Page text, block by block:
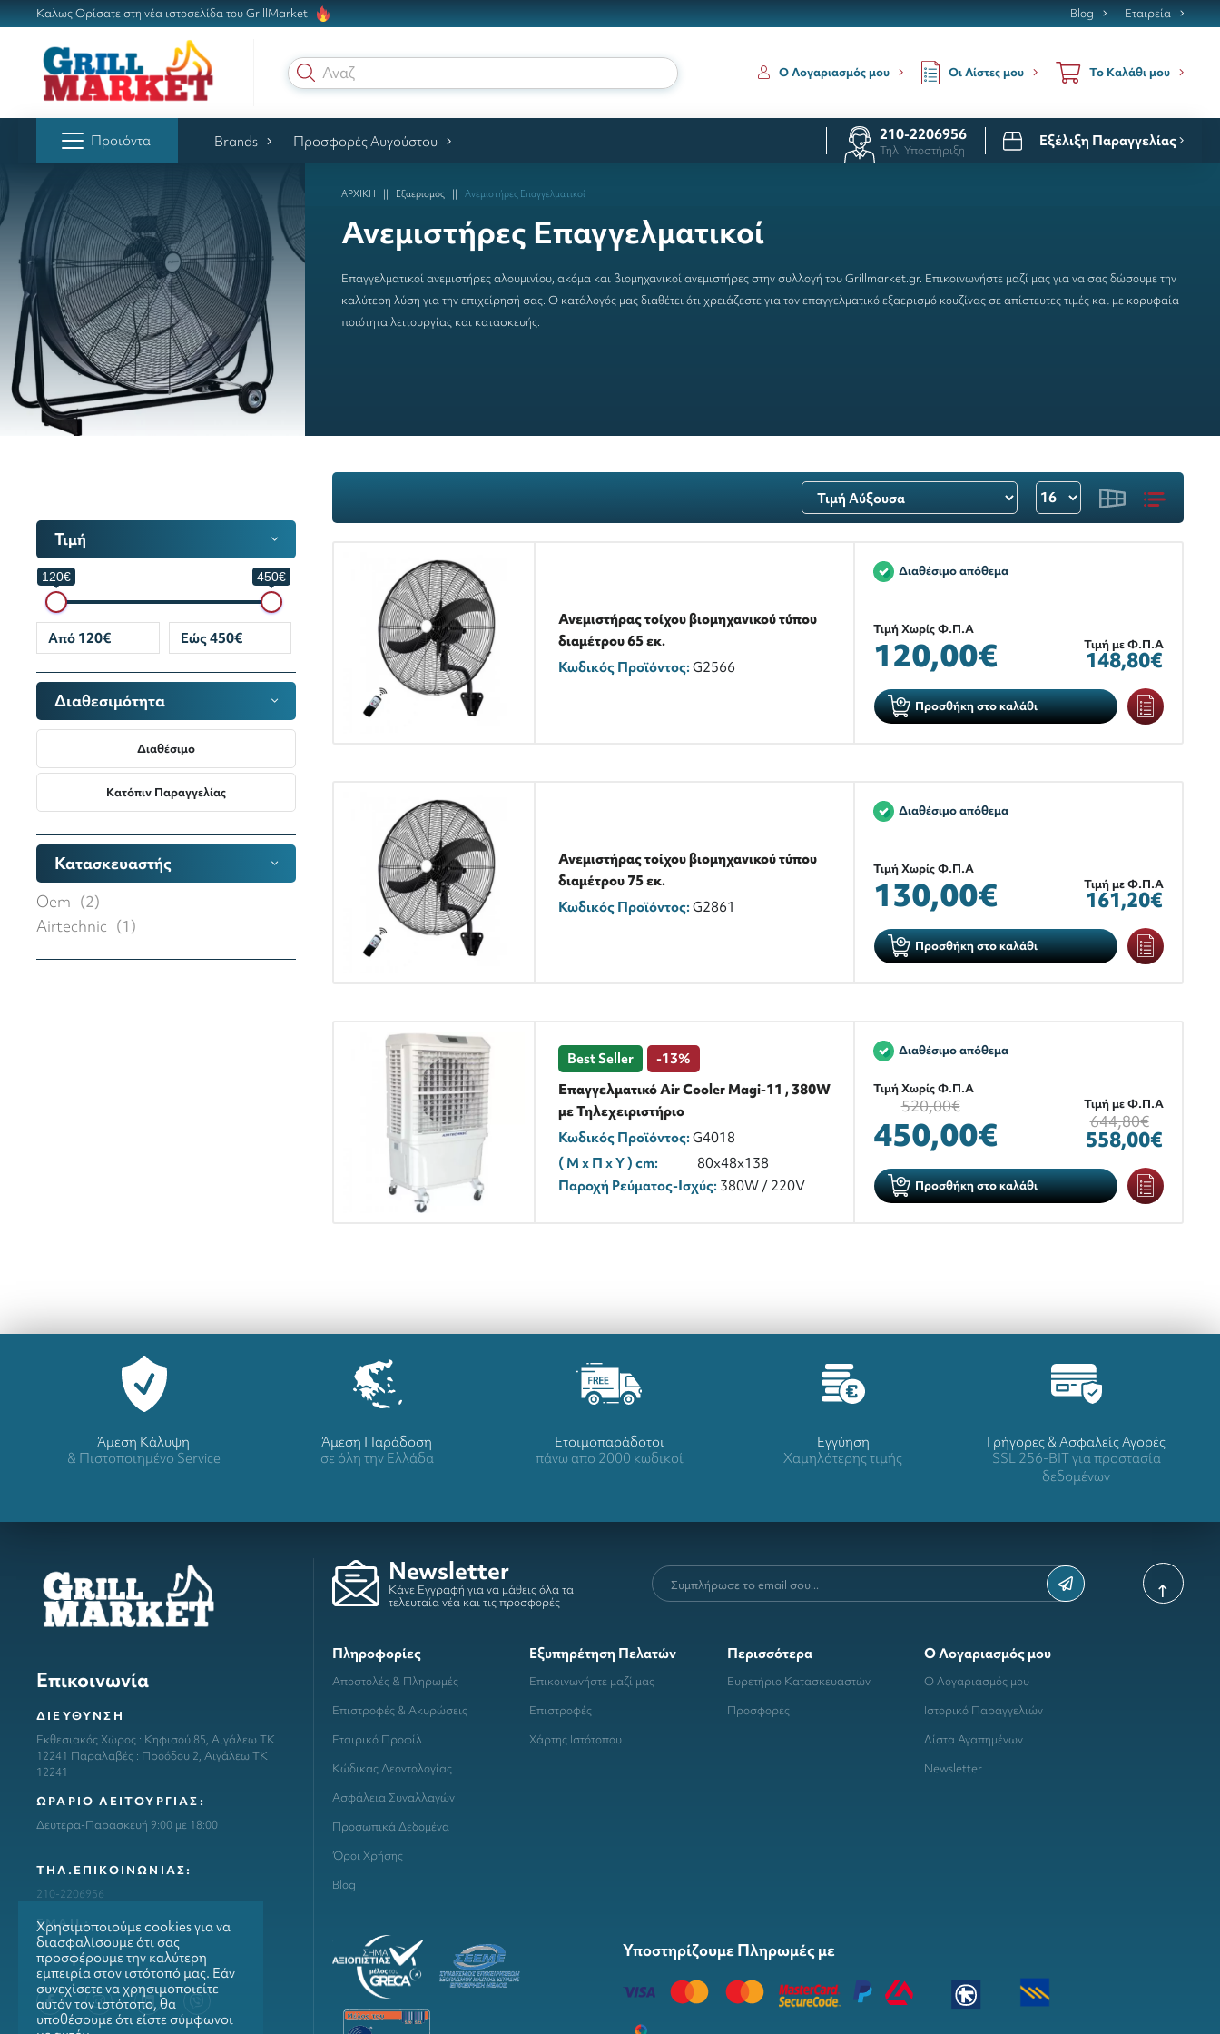
Καλως Ορίσατε στη νέα ιστοσελίδα του GrillMarket Blog Εταιρεία
Αναζήτηση Ο Λογαριασμός μου Οι Λίστες μου Το Καλάθι μου
Προιόντα Brands Προσφορές Αυγούστου 210-2206956
Τηλ. Υποστήριξη
Εξέλιξη Παραγγελίας
ΑΡΧΙΚΗ Εξαερισμός Ανεμιστήρες Επαγγελματικοί
Ανεμιστήρες Επαγγελματικοί
Επαγγελματικοί ανεμιστήρεςαλουμινίου, ακόμα και βιομηχανικοί ανεμιστήρες στην συλλογή του Grillmarket.gr. Επικοινωνήστε μαζί μας για να σας δώσουμε την
καλύτερη λύση για την επιχείρησή σας. Ο κατάλογός μας διαθέτει ότι χρειάζεστε για τονεπαγγελματικό εξαερισμό κουζίναςσε απίστευτες τιμές και με κορυφαία
ποιότητα λειτουργίας και κατασκευής.
Τιμή
120€ 450€
Κατασκευαστής
Oem (2)
Airtechnic (1)
Διαθεσιμότητα
Διαθέσιμο
Κατόπιν Παραγγελίας
Ανεμιστήρας τοίχου βιομηχανικού τύπου
διαμέτρου 65 εκ.
Κωδικός Προϊόντος:G2566
Διαθέσιμο απόθεμα
Τιμή Χωρίς Φ.Π.Α
120,00€ Τιμή με Φ.Π.Α
148,80€
Προσθήκη στο καλάθι
Ανεμιστήρας τοίχου βιομηχανικού τύπου
διαμέτρου 75 εκ.
Κωδικός Προϊόντος:G2861
Διαθέσιμο απόθεμα
Τιμή Χωρίς Φ.Π.Α
130,00€ Τιμή με Φ.Π.Α
161,20€
Προσθήκη στο καλάθι
Best Seller
-13%
Επαγγελματικό Air Cooler Magi-11 , 380W
με Τηλεχειριστήριο
Κωδικός Προϊόντος:G4018
( M x Π x Y ) cm:
80x48x138
Παροχή Ρεύματος-Ισχύς: 380W / 220V
Διαθέσιμο απόθεμα
Τιμή Χωρίς Φ.Π.Α
520,00€
450,00€
Τιμή με Φ.Π.Α
644,80€
558,00€
Προσθήκη στο καλάθι
Άμεση Κάλυψη
& Πιστοποιημένο Service
Άμεση Παράδοση
σε όλη την Ελλάδα
Ετοιμοπαράδοτοι
πάνω απο 2000 κωδικοί
Eγγύηση
Χαμηλότερης τιμής
Γρήγορες & Ασφαλείς Αγορές
SSL 256-BIT για προστασία
δεδομένων
Επικοινωνία
ΔΙΕΥΘΥΝΣΗ
Εκθεσιακός Χώρος : Κηφισού 85, Αιγάλεω ΤΚ
12241 Παραλαβές : Προόδου 2, Αιγάλεω ΤΚ
12241
ΩΡΑΡΙΟ ΛΕΙΤΟΥΡΓΙΑΣ:
Δευτέρα-Παρασκευή 9:00 με 18:00
ΤΗΛ.ΕΠΙΚΟΙΝΩΝΙΑΣ:
210-2206956
ΕΜΑΙL:
info@grillmarket.gr
Newsletter
Κάνε Εγγραφή για να μάθεις όλα τα
τελευταία νέα και τις προσφορές
Πληροφορίες
Αποστολές & Πληρωμές
Επιστροφές & Ακυρώσεις
Εταιρικό Προφίλ
Κώδικας Δεοντολογίας
Ασφάλεια Συναλλαγών
Προσωπικά Δεδομένα
Όροι Χρήσης
Blog
Εξυπηρέτηση Πελατών
Επικοινωνήστε μαζί μας
Επιστροφές
Χάρτης Ιστότοπου
Περισσότερα
Ευρετήριο Κατασκευαστών
Προσφορές
Ο Λογαριασμός μου
Ο Λογαριασμός μου
Ιστορικό Παραγγελιών
Λίστα Αγαπημένων
Newsletter
Υποστηρίζουμε Πληρωμές με
Χρησιμοποιούμε cookies για να
διασφαλίσουμε ότι σας
προσφέρουμε την καλύτερη
εμπειρία στον ιστότοπό μας. Εάν
συνεχίσετε να χρησιμοποιείτε
αυτόν τον ιστότοπο, θα
υποθέσουμε ότι είστε σύμφωνοι